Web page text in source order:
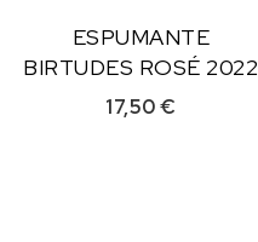
ESPUMANTE
BIRTUDES ROSÉ 2022
17,50€